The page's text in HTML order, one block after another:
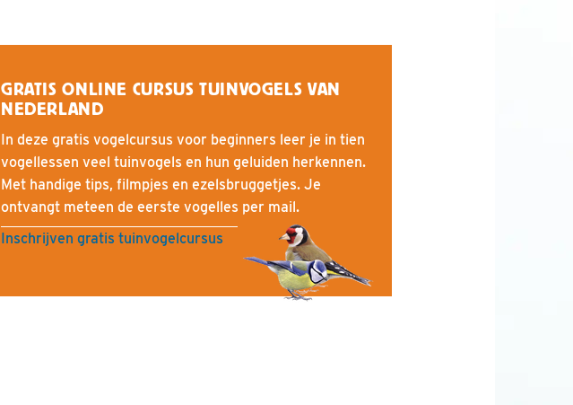
GRATIS ONLINE CURSUS TUINVOGELS VAN
NEDERLAND
In deze gratis vogelcursus voor beginners leer je in tien
vogellessen veel tuinvogels en hun geluiden herkennen.
Met handige tips, filmpjes en ezelsbruggetjes. Je
ontvangt meteen de eerste vogelles per mail.
Inschrijven gratis tuinvogelcursus